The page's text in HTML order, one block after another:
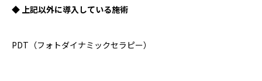
◆ 上記以外に導入している施術
PDT（フォトダイナミックセラピー）